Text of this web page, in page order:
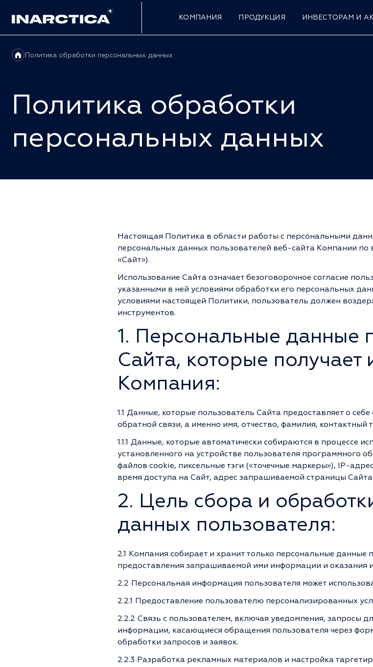
КОМПАНИЯ ПРОДУКЦИЯ ИНВЕСТОРАМ И
Политика обработки персональных данных
Политика обработки
персональных данных
конфидециальности
Настоящая Политика в области работы с персональными
персональных данных пользователей веб-сайта Компании
«Сайт»).
Использование Сайта означает безоговорочное согласие
указанными в ней условиями обработки его персональных
условиями настоящей Политики, пользователь должен
инструментов.
1. Персональные данные
Сайта, которые получает
Компания:
1.1 Данные, которые пользователь Сайта предоставляет о
обратной связи, а именно имя, отчество, фамилия, контактный
1.1.1 Данные, которые автоматически собираются в процессе
установленного на устройстве пользователя программного
файлов cookie, пиксельные тэги («точечные маркеры»), IP-
время доступа на Сайт, адрес запрашиваемой страницы Сайта.
2. Цель сбора и
данных пользователя:
2.1 Компания собирает и хранит только персональные данные
предоставления запрашиваемой ими информации и оказания
2.2 Персональная информация пользователя может
2.2.1 Предоставление пользователю персонализированных
2.2.2 Связь с пользователем, включая уведомления, запросы
информации, касающиеся обращения пользователя через
обработки запросов и заявок.
2.2.3 Разработка рекламных материалов и настройка